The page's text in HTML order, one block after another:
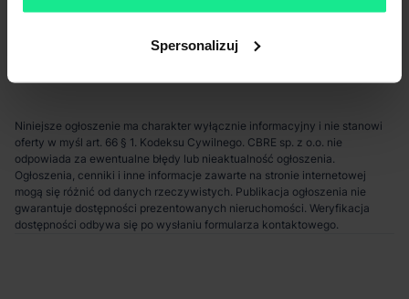
Spersonalizuj
Autostrada / droga ekspresowa
2 km
Niniejsze ogłoszenie ma charakter wyłącznie informacyjny i nie stanowi
oferty w myśl art. 66 § 1. Kodeksu Cywilnego. CBRE sp. z o.o. nie
odpowiada za ewentualne błędy lub nieaktualność ogłoszenia.
Ogłoszenia, cenniki i inne informacje zawarte na stronie internetowej
mogą się różnić od danych rzeczywistych. Publikacja ogłoszenia nie
gwarantuje dostępności prezentowanych nieruchomości. Weryfikacja
dostępności odbywa się po wysłaniu formularza kontaktowego.